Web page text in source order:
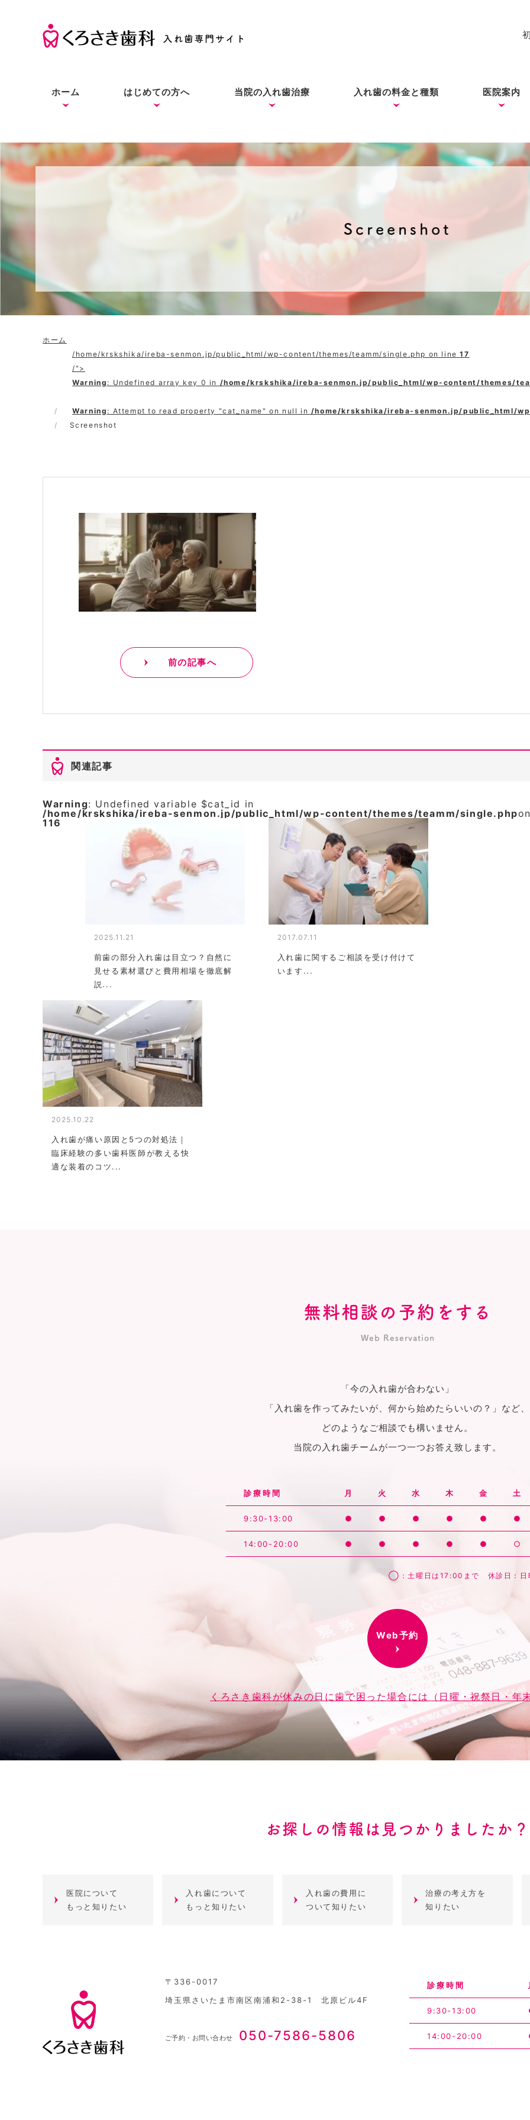
ホーム はじめての方へ 当院の入れ歯治療 入れ歯の料金と種類 医院案内
Screenshot
ホーム
/home/krskshika/ireba-senmon.jp/public_html/wp-content/themes/teamm/single.php on line17
/">
Warning : Undefined array key 0 in /home/krskshika/ireba-senmon.jp/public_html/wp-content/themes/
Warning : Attempt to read property "cat_name" on null in /home/krskshika/ireba-senmon.jp/public_html/
Screenshot
前の記事へ
関連記事
Warning: Undefined variable $cat_id in
/home/krskshika/ireba-senmon.jp/public_html/wp-content/themes/teamm/single.php
116
2025.11.21
前歯の部分入れ歯は目立つ？自然に
見せる素材選びと費用相場を徹底解
説...
2017.07.11
入れ歯に関するご相談を受け付けて
います...
2025.10.22
入れ歯が痛い原因と5つの対処法｜
臨床経験の多い歯科医師が教える快
適な装着のコツ...
無料相談の予約をする
Web Reservation
「今の入れ歯が合わない」
「入れ歯を作ってみたいが、何から始めたらいいの？」など、
どのようなご相談でも構いません。
当院の入れ歯チームが一つ一つお答え致します。
診療時間 月 火 水 木 金 土
9:30-13:00 ● ● ● ● ● ●
14:00-20:00 ● ● ● ● ● ○
◯：土曜日は17:00まで 休診日：日
Web予約
くろさき歯科が休みの日に歯で困った場合には（日曜・祝祭日・年
お探しの情報は見つかりましたか？
医院について
もっと知りたい
入れ歯について
もっと知りたい
入れ歯の費用に
ついて知りたい
治療の考え方を
知りたい
〒336-0017
埼玉県さいたま市南区南浦和2-38-1 北原ビル4F
ご予約・お問い合わせ 050-7586-5806
診療時間
9:30-13:00
14:00-20:00